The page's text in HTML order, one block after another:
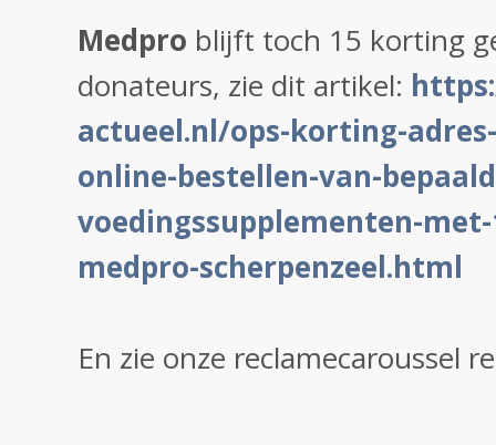
Medpro blijft toch 15 korting
donateurs, zie dit artikel:
actueel.nl/ops-korting-
online-bestellen-van-
voedingssupplementen-
medpro-scherpenzeel.html
En zie onze reclamecaroussel